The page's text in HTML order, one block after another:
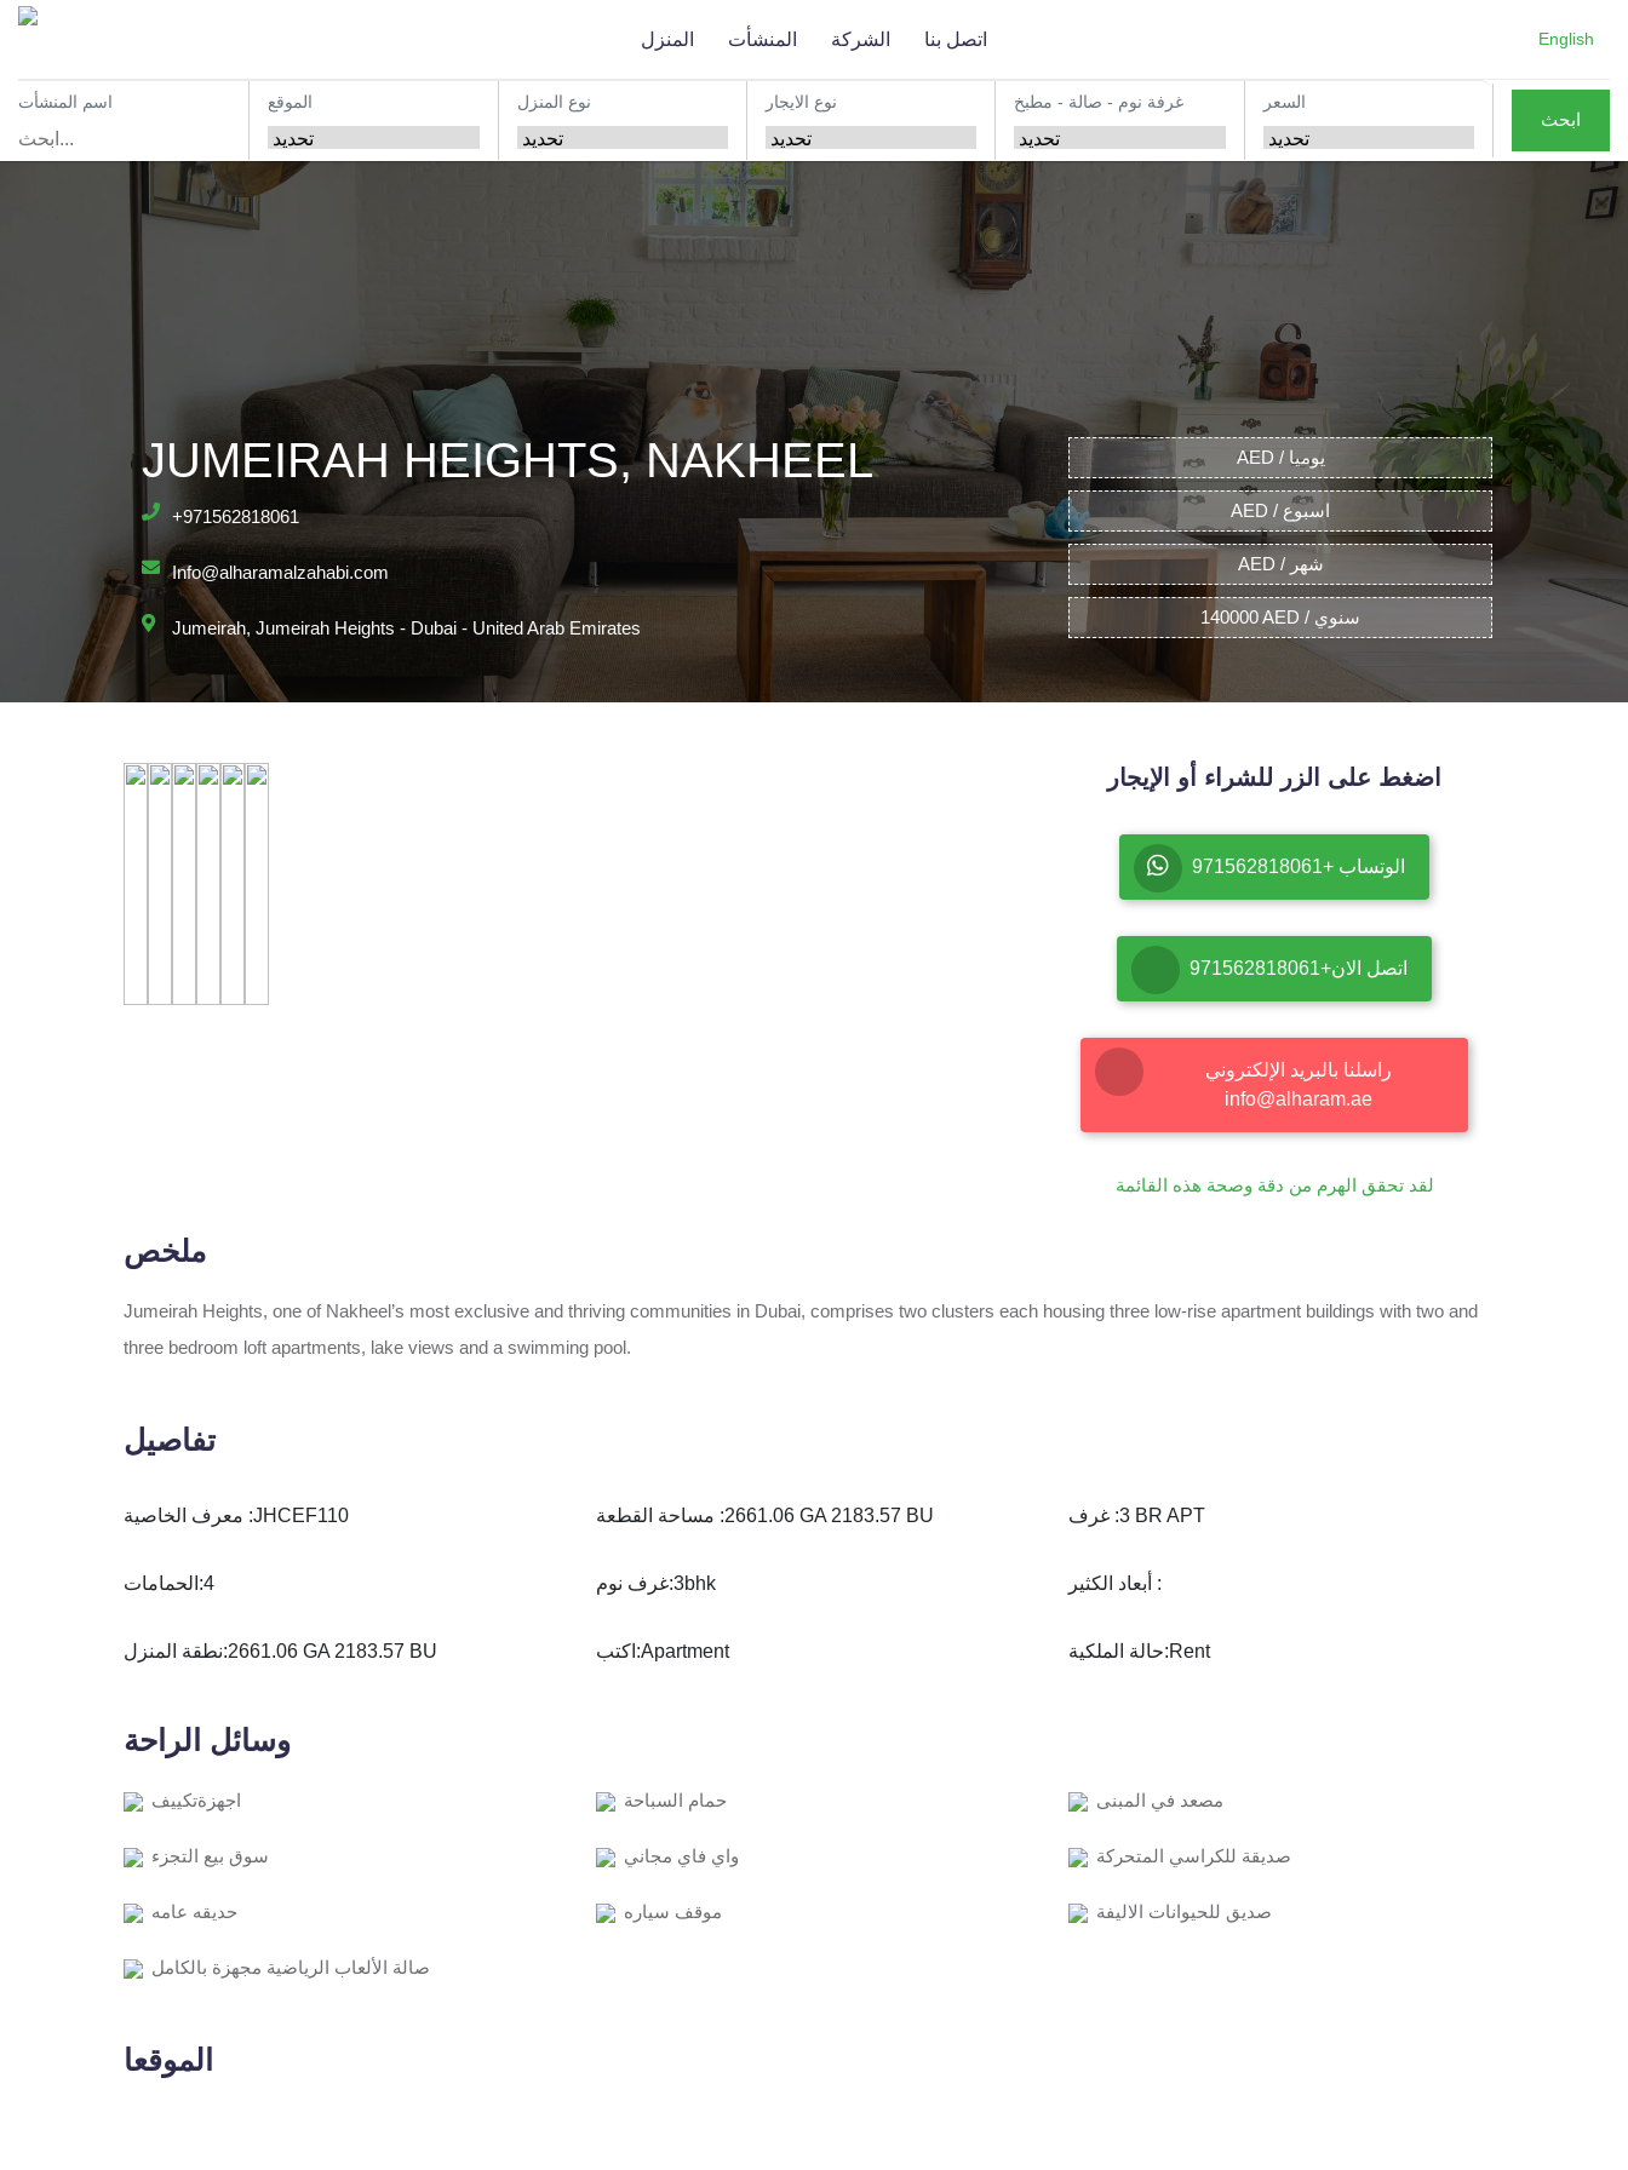
المنزل المنشأت الشركة اتصل بنا English
اسم المنشأت الموقع نوع المنزل نوع الايجار غرفة نوم - صالة - مطبخ السعر
ابحث
JUMEIRAH HEIGHTS, NAKHEEL
+971562818061
Info@alharamalzahabi.com
Jumeirah, Jumeirah Heights - Dubai - United Arab Emirates
AED / يوميا
AED / اسبوع
AED / شهر
140000 AED / سنوي
اضغط على الزر للشراء أو الإيجار
الوتساب +971562818061
اتصل الان+971562818061
راسلنا بالبريد الإلكتروني
info@alharam.ae
لقد تحقق الهرم من دقة وصحة هذه القائمة
ملخص
Jumeirah Heights, one of Nakheel’s most exclusive and thriving communities in Dubai, comprises two clusters each housing three low-rise apartment buildings with two and
three bedroom loft apartments, lake views and a swimming pool.
تفاصيل
معرف الخاصية :JHCEF110 مساحة القطعة :2661.06 GA 2183.57 BU غرف :3 BR APT
الحمامات:4 غرف نوم:3bhk أبعاد الكثير :
نطقة المنزل:2661.06 GA 2183.57 BU اكتب:Apartment حالة الملكية:Rent
وسائل الراحة
اجهزةتكييف حمام السباحة مصعد في المبنى
سوق بيع التجزء واي فاي مجاني صديقة للكراسي المتحركة
حديقه عامه موقف سياره صديق للحيوانات الاليفة
صالة الألعاب الرياضية مجهزة بالكامل
الموقعا